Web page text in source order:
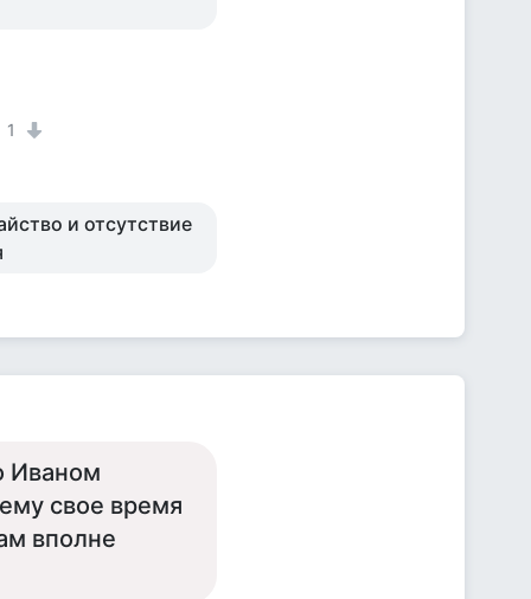
1
и отсутствие
Иваном
свое время
вполне